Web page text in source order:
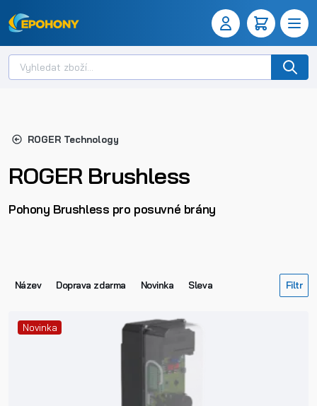
ROGER Technology
ROGER Brushless
Pohony Brushless pro posuvné brány
Název Doprava zdarma Novinka Sleva
Novinka